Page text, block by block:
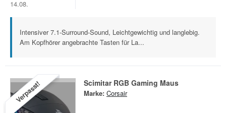
14.08.
Intensiver 7.1-Surround-Sound, Leichtgewichtig und langlebig.
Am Kopfhörer angebrachte Tasten für La...
Verpasst! Scimitar RGB Gaming Maus
Marke: Corsair